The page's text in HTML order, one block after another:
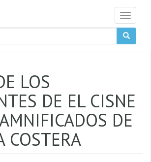
Toggle
LOS
DE EL CISNE
DE
COSTERA